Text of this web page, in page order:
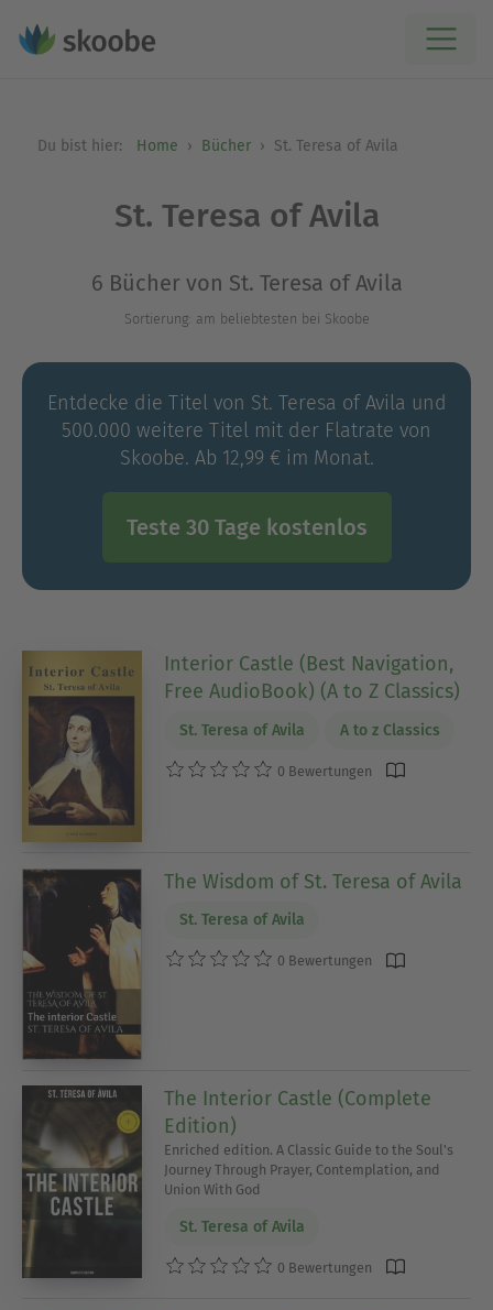
Du bist hier: Home Bücher St. Teresa of Avila
St. Teresa of Avila
6 Bücher von St. Teresa of Avila
Sortierung: am beliebtesten bei Skoobe
Entdecke die Titel von St. Teresa of Avila und
500.000 weitere Titel mit der Flatrate von
Skoobe. Ab 12,99 € im Monat.
Teste 30 Tage kostenlos
Interior Castle (Best Navigation,
Free AudioBook) (A to Z Classics)
St. Teresa of Avila A to z Classics
0 Bewertungen
The Wisdom of St. Teresa of Avila
St. Teresa of Avila
0 Bewertungen
The Interior Castle (Complete
Edition)
Enriched edition. A Classic Guide to the Soul's
Journey Through Prayer, Contemplation, and
Union With God
St. Teresa of Avila
0 Bewertungen